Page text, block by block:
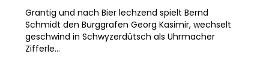
Grantig und nach Bier lechzend spielt Bernd
Schmidt den Burggrafen Georg Kasimir, wechselt
geschwind in Schwyzerdütsch als Uhrmacher
Zifferle...